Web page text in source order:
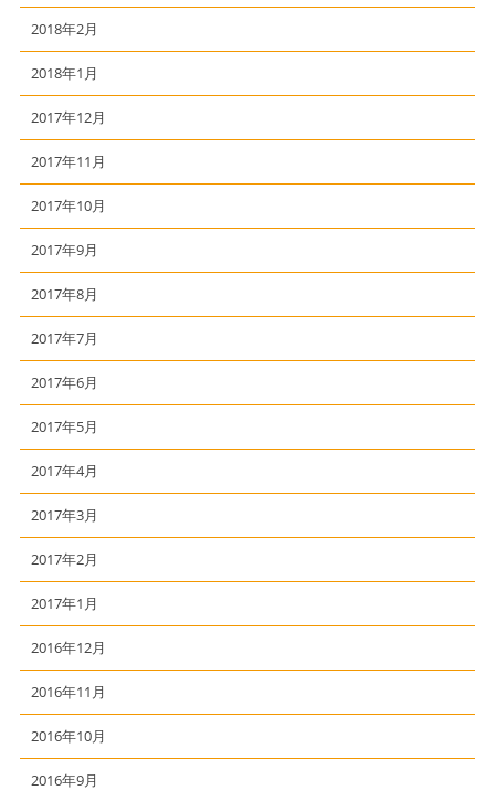
2018年2月
2018年1月
2017年12月
2017年11月
2017年10月
2017年9月
2017年8月
2017年7月
2017年6月
2017年5月
2017年4月
2017年3月
2017年2月
2017年1月
2016年12月
2016年11月
2016年10月
2016年9月